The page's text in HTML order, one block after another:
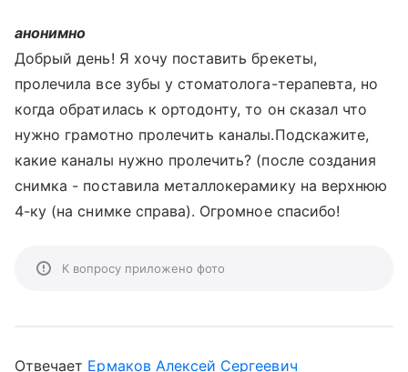
анонимно
Добрый день! Я хочу поставить брекеты,
пролечила все зубы у стоматолога-терапевта, но
когда обратилась к ортодонту, то он сказал что
нужно грамотно пролечить каналы.Подскажите,
какие каналы нужно пролечить? (после создания
снимка - поставила металлокерамику на верхнюю
4-ку (на снимке справа). Огромное спасибо!
К вопросу приложено фото
Отвечает Ермаков Алексей Сергеевич